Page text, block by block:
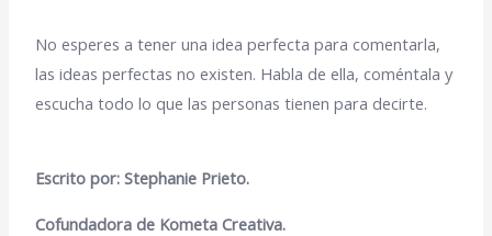
No esperes a tener una idea perfecta para comentarla,
las ideas perfectas no existen. Habla de ella, coméntala y
escucha todo lo que las personas tienen para decirte.
Escrito por: Stephanie Prieto.
Cofundadora de Kometa Creativa.